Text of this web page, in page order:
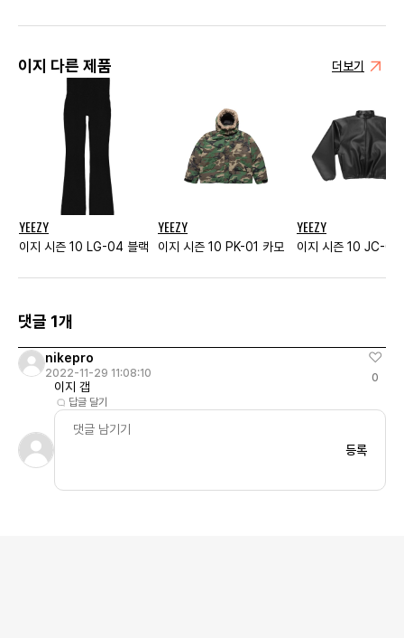
이지 다른 제품 더보기
YEEZY
이지 시즌 10 LG-04 블랙
YEEZY
이지 시즌 10 PK-01 카모
YEEZY
이지 시즌 10 JC-05
댓글 1개
nikepro
2022-11-29 11:08:10
이지 갭
답글 달기
0
등록